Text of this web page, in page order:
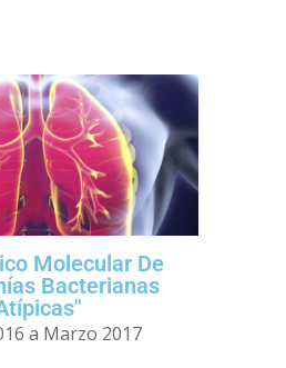
Molecular De
Bacterianas
a Marzo 2017